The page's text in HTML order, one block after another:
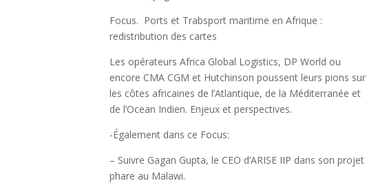
Focus. Ports et Trabsport maritime en Afrique :
redistribution des cartes
Les opérateurs Africa Global Logistics, DP World ou
encore CMA CGM et Hutchinson poussent leurs pions sur
les côtes africaines de l’Atlantique, de la Méditerranée et
de l’Ocean Indien. Enjeux et perspectives.
-Également dans ce Focus:
– Suivre Gagan Gupta, le CEO d’ARISE IIP dans son projet
phare au Malawi.